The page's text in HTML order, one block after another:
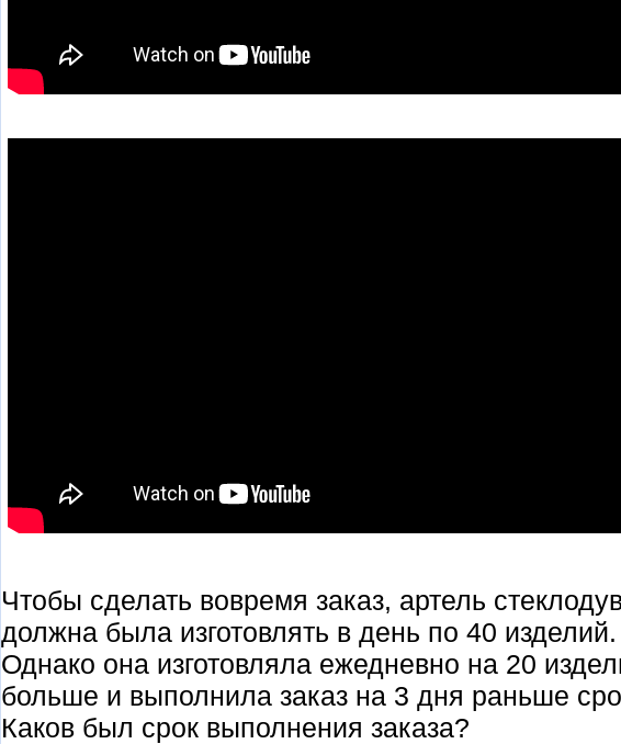
Чтобы сделать вовремя заказ, артель
должна была изготовлять в день по 40 изделий.
Однако она изготовляла ежедневно на 20
больше и выполнила заказ на 3 дня раньше
Каков был срок выполнения заказа?